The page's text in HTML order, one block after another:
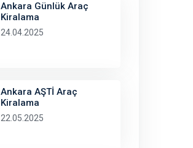
Ankara Günlük Araç
Kiralama
24.04.2025
Ankara AŞTİ Araç
Kiralama
22.05.2025